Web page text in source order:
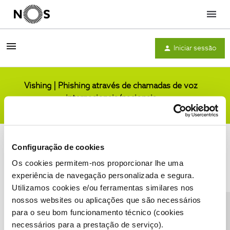
Configuração de cookies
Os cookies permitem-nos proporcionar lhe uma
experiência de navegação personalizada e segura.
Utilizamos cookies e/ou ferramentas similares nos
nossos websites ou aplicações que são necessários
para o seu bom funcionamento técnico (cookies
necessários para a prestação de serviço).
Menu
Iniciar sessão
Vishing | Phishing através de chamadas de voz
internacionais/nacionais
Condições do Fórum NOS Accessibility statement